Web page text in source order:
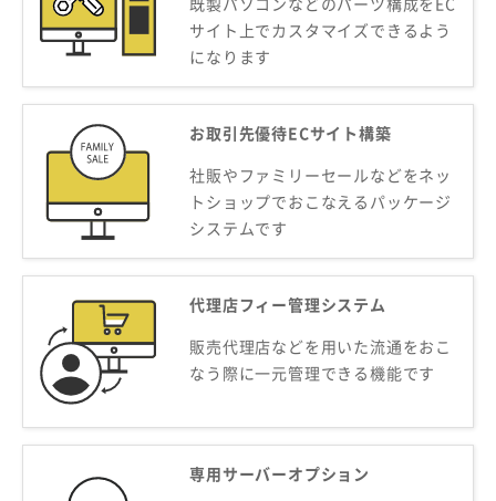
サイト上でカスタマイズできるよう
になります
お取引先優待ECサイト構築
社販やファミリーセールなどをネッ
トショップでおこなえるパッケージ
システムです
代理店フィー管理システム
販売代理店などを用いた流通をおこ
なう際に一元管理できる機能です
専用サーバーオプション